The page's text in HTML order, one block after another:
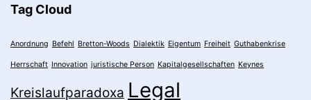
Tag Cloud
Anordnung Befehl Bretton-Woods Dialektik Eigentum Freiheit Guthabenkrise
Herrschaft Innovation juristische Person Kapitalgesellschaften Keynes
Kreislaufparadoxa Legal